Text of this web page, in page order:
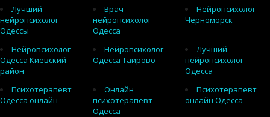
Лучший
нейропсихолог
Одессы
Врач
нейропсихолог
Одесса
Нейропсихолог
Черноморск
Нейропсихолог
Одесса Киевский
район
Нейропсихолог
Одесса Таирово
Лучший
нейропсихолог
Одесса
Психотерапевт
Одесса онлайн
Онлайн
психотерапевт
Одесса
Психотерапевт
онлайн Одесса